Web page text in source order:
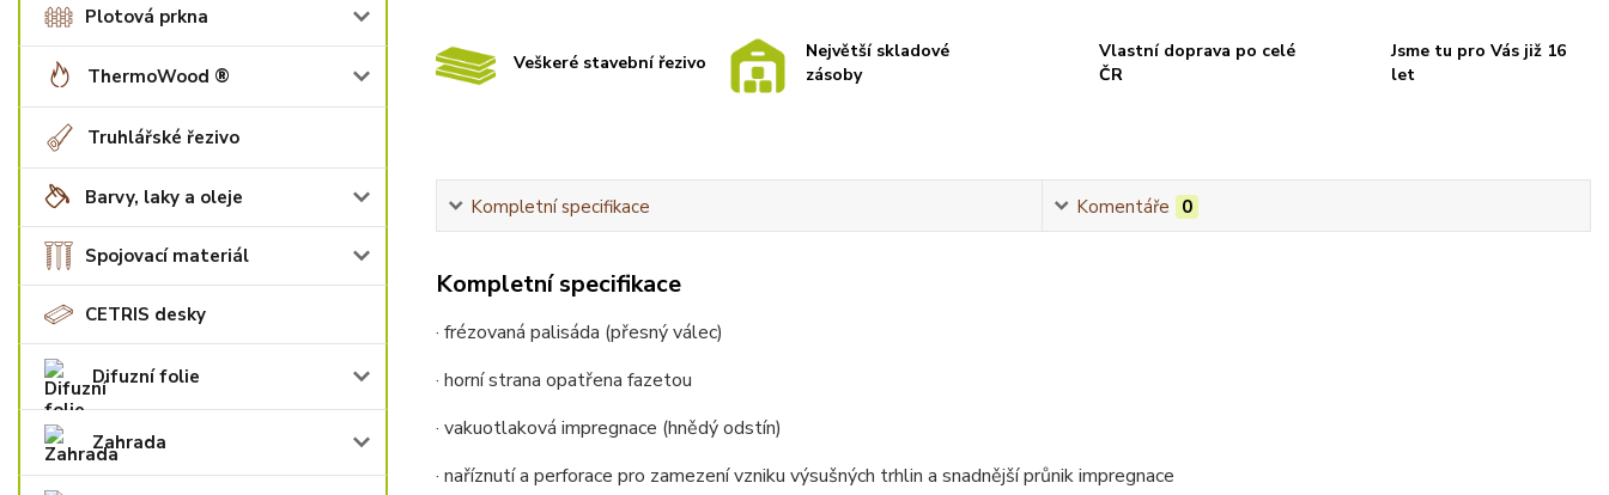
Plotová prkna
ThermoWood ®
Truhlářské řezivo
Barvy, laky a oleje
Spojovací materiál
CETRIS desky
Difuzní folie
Zahrada
Veškeré stavební řezivo
Největší skladové
zásoby
Vlastní doprava po celé
ČR
Jsme tu pro Vás již 16
let
Kompletní specifikace Komentáře 0
Kompletní specifikace
· frézovaná palisáda (přesný válec)
· horní strana opatřena fazetou
· vakuotlaková impregnace (hnědý odstín)
· naříznutí a perforace pro zamezení vzniku výsušných trhlin a snadnější průnik impregnace